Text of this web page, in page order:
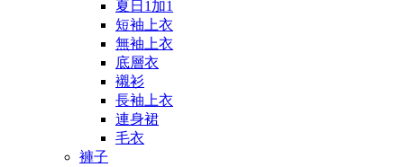
夏日1加1
短袖上衣
無袖上衣
底層衣
襯衫
長袖上衣
連身裙
毛衣
褲子